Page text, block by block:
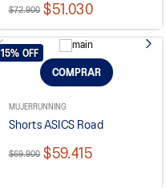
$72.900 $51.030
COMPRAR
MUJERRUNNING
Shorts ASICS Road
$69.900 $59.415
15% OFF